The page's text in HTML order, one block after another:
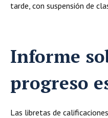
Informe
progreso
Las libretas de
tarde, con suspensión de